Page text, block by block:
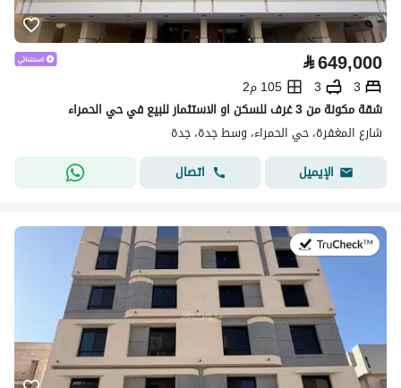
⃁649,000
3
3
105 م2
شقة مكونة من 3 غرف للسكن او الاستثمار للبيع في حي الحمراء
شارع المغفرة، حي الحمراء، وسط جدة، جدة
الإيميل
اتصال
في:8 يوليو 2026